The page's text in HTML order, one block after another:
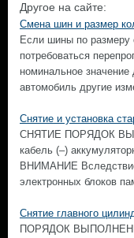
Другое на сайте:
Смена шин и размер
Если шины по размеру
потребоваться
номинальное
автомобиль другие
Снятие и установка
СНЯТИЕ ПОРЯДОК
кабель (–)
ВНИМАНИЕ
электронных блоков
Снятие главного
ПОРЯДОК